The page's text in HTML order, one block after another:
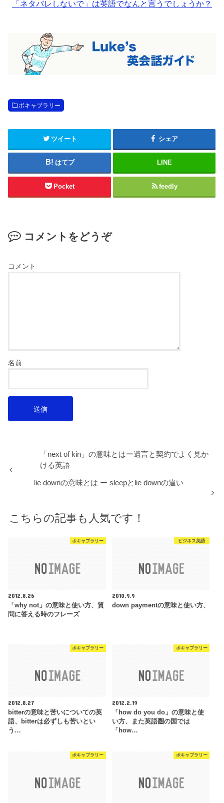
「ネタバレしないで」は英語でなんと言うでしょうか？
ボキャブラリー
ツイート シェア
はてブ LINE
Pocket feedly
コメントをどうぞ
コメント
名前
「next of kin」の意味とはー遺言と契約でよく見か
ける英語
lie downの意味とは ー sleepとlie downの違い
こちらの記事も人気です！
ボキャブラリー
2012.8.26
「why not」の意味と使い方、質
問に答える時のフレーズ
ビジネス英語
2010.9.9
down paymentの意味と使い方、
ボキャブラリー
2012.8.27
bitterの意味と苦いについての英
語、bitterは必ずしも苦いとい
う…
ボキャブラリー
2012.2.19
「how do you do」の意味と使
い方、また英語圏の国では
「how…
ボキャブラリー ボキャブラリー